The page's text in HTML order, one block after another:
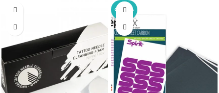
OFERTĂ